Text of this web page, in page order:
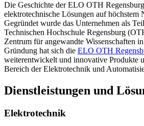
Die Geschichte der ELO OTH
elektrotechnische Lösungen auf höchstem
Gegründet wurde das Unternehmen als
Technischen Hochschule Regensburg
Zentrum für angewandte Wissenschaften
Gründung hat sich die ELO OTH
weiterentwickelt und innovative Produkte
Bereich der Elektrotechnik und
Dienstleistungen und
Elektrotechnik